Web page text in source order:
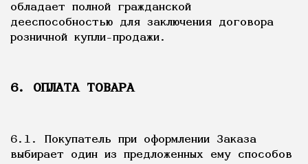
обладает полной гражданской
дееспособностью для заключения договора
розничной купли-продажи.
6. ОПЛАТА ТОВАРА
6.1. Покупатель при оформлении Заказа
выбирает один из предложенных ему способов